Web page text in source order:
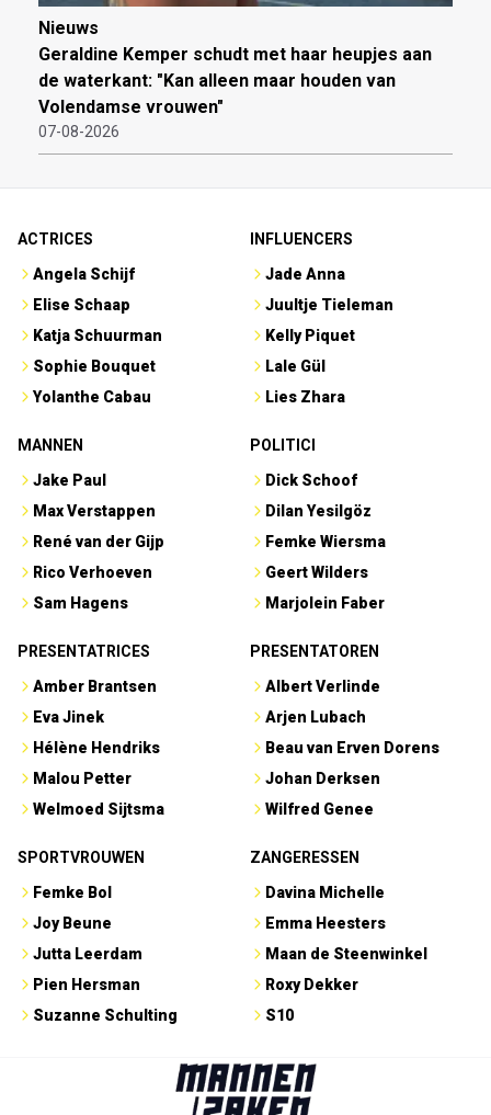
Nieuws
Geraldine Kemper schudt met haar heupjes aan
de waterkant: "Kan alleen maar houden van
Volendamse vrouwen"
07-08-2026
ACTRICES
Angela Schijf
Elise Schaap
Katja Schuurman
Sophie Bouquet
Yolanthe Cabau
INFLUENCERS
Jade Anna
Juultje Tieleman
Kelly Piquet
Lale Gül
Lies Zhara
MANNEN
Jake Paul
Max Verstappen
René van der Gijp
Rico Verhoeven
Sam Hagens
POLITICI
Dick Schoof
Dilan Yesilgöz
Femke Wiersma
Geert Wilders
Marjolein Faber
PRESENTATRICES
Amber Brantsen
Eva Jinek
Hélène Hendriks
Malou Petter
Welmoed Sijtsma
PRESENTATOREN
Albert Verlinde
Arjen Lubach
Beau van Erven Dorens
Johan Derksen
Wilfred Genee
SPORTVROUWEN
Femke Bol
Joy Beune
Jutta Leerdam
Pien Hersman
Suzanne Schulting
ZANGERESSEN
Davina Michelle
Emma Heesters
Maan de Steenwinkel
Roxy Dekker
S10